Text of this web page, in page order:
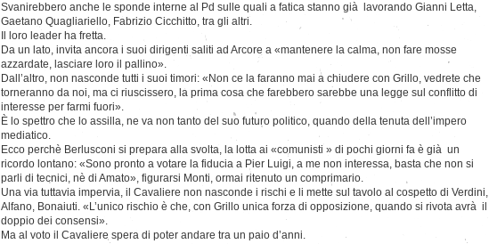
Svanirebbero anche le sponde interne al Pd sulle quali a fatica stanno già lavorando Gianni Letta,
Gaetano Quagliariello, Fabrizio Cicchitto, tra gli altri.
Il loro leader ha fretta.
Da un lato, invita ancora i suoi dirigenti saliti ad Arcore a «mantenere la calma, non fare mosse
azzardate, lasciare loro il pallino».
Dall’altro, non nasconde tutti i suoi timori: «Non ce la faranno mai a chiudere con Grillo, vedrete che
torneranno da noi, ma ci riuscissero, la prima cosa che farebbero sarebbe una legge sul conflitto di
interesse per farmi fuori».
È lo spettro che lo assilla, ne va non tanto del suo futuro politico, quando della tenuta dell’impero
mediatico.
Ecco perchè Berlusconi si prepara alla svolta, la lotta ai «comunisti » di pochi giorni fa è già un
ricordo lontano: «Sono pronto a votare la fiducia a Pier Luigi, a me non interessa, basta che non si
parli di tecnici, nè di Amato», figurarsi Monti, ormai ritenuto un comprimario.
Una via tuttavia impervia, il Cavaliere non nasconde i rischi e li mette sul tavolo al cospetto di Verdini,
Alfano, Bonaiuti. «L’unico rischio è che, con Grillo unica forza di opposizione, quando si rivota avrà il
doppio dei consensi».
Ma al voto il Cavaliere spera di poter andare tra un paio d’anni.